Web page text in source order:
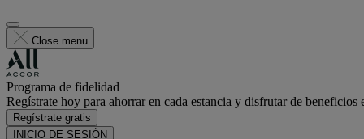
Close menu
Programa de fidelidad
Regístrate hoy para ahorrar en cada estancia y disfrutar de beneficios
Regístrate gratis
INICIO DE SESIÓN